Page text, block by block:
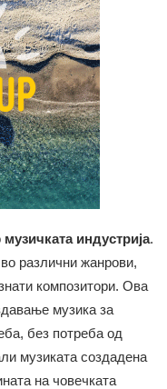
музичката индустрија.
различни жанрови,
композитори. Ова
музика за
без потреба од
музиката создадена
на човечката